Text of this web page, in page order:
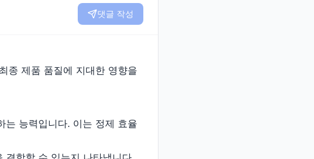
댓글 작성
종 제품 품질에 지대한 영향을
는 능력입니다. 이는 정제 효율